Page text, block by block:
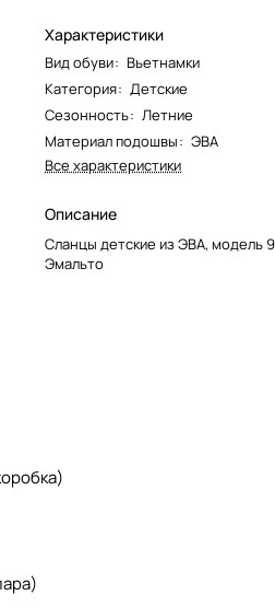
Характеристики
Вид обуви: Вьетнамки
Категория: Детские
Сезонность: Летние
Материал подошвы: ЭВА
Все характеристики
Описание
Сланцы детские из ЭВА, модель
Эмальто